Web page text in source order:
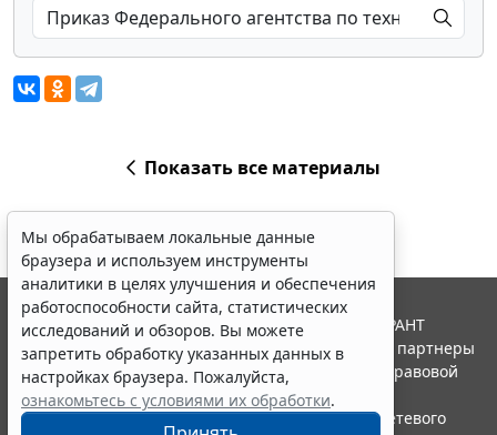
Показать все материалы
Мы обрабатываем локальные данные
браузера и используем инструменты
аналитики в целях улучшения и обеспечения
работоспособности сайта, статистических
исследований и обзоров. Вы можете
запретить обработку указанных данных в
настройках браузера. Пожалуйста,
ознакомьтесь с условиями их обработки.
© ООО "НПП "ГАРАНТ-СЕРВИС", 2026. Система ГАРАНТ
выпускается с 1990 года. Компания "Гарант" и ее партнеры
являются участниками Российской ассоциации правовой
информации ГАРАНТ.
Портал ГАРАНТ.РУ зарегистрирован в качестве сетевого